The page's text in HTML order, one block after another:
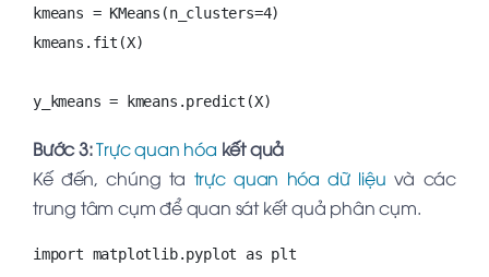
kmeans = KMeans(n_clusters=4)
kmeans.fit(X)
y_kmeans = kmeans.predict(X)
Bước 3:Trực quan hóa kết quả
Kế đến, chúng ta trực quan hóa dữ liệu và các
trung tâm cụm để quan sát kết quả phân cụm.
import matplotlib.pyplot as plt